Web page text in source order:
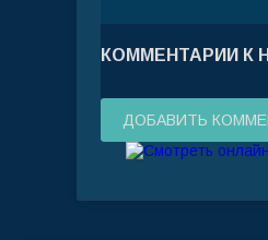
КОММЕНТАРИИ К
ДОБАВИТЬ